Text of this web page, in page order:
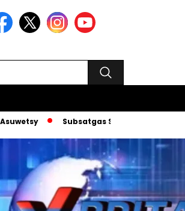
Subsatgas Si-Ipar Terus Konsisten